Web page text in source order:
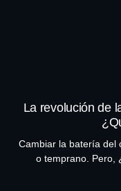
La revolución de
Cambiar la batería del
o temprano. Pero,